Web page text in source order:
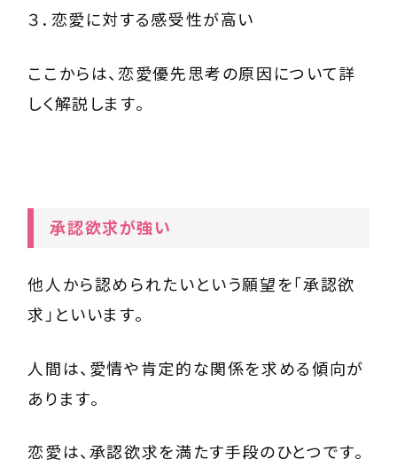
３．恋愛に対する感受性が高い
ここからは、恋愛優先思考の原因について詳
しく解説します。
承認欲求が強い
他人から認められたいという願望を「承認欲
求」といいます。
人間は、愛情や肯定的な関係を求める傾向が
あります。
恋愛は、承認欲求を満たす手段のひとつです。